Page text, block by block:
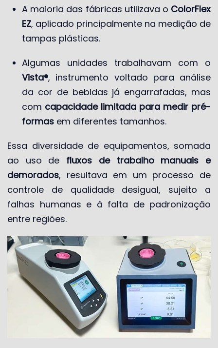
A maioria das fábricas utilizava o ColorFlex
EZ, aplicado principalmente na medição de
tampas plásticas.
Algumas unidades trabalhavam com o
Vista®, instrumento voltado para análise
da cor de bebidas já engarrafadas, mas
com capacidade limitada para medir pré-
formas em diferentes tamanhos.
Essa diversidade de equipamentos, somada
ao uso de fluxos de trabalho manuais e
demorados, resultava em um processo de
controle de qualidade desigual, sujeito a
falhas humanas e à falta de padronização
entre regiões.